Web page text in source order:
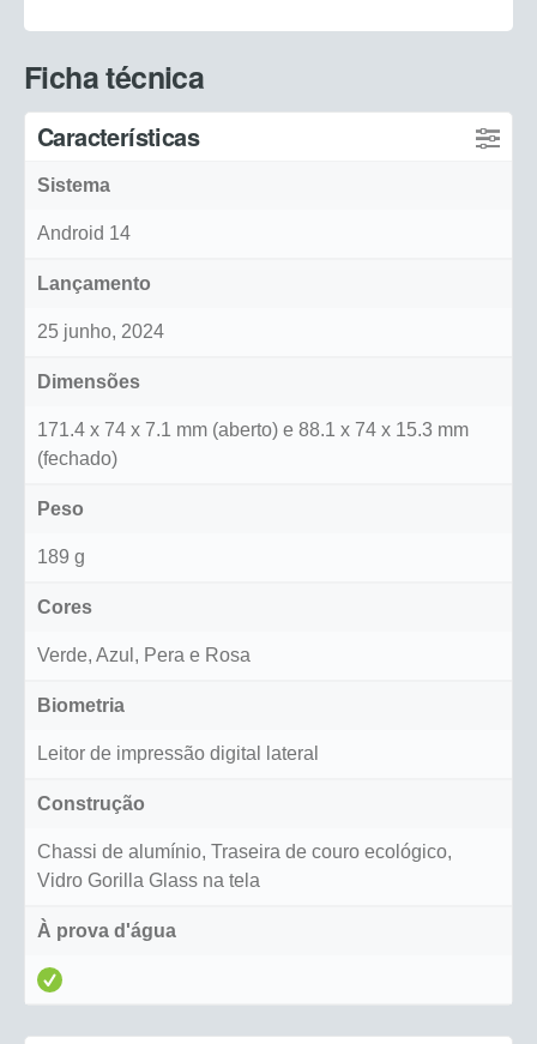
Ficha técnica
Características
Sistema
Android 14
Lançamento
25 junho, 2024
Dimensões
171.4 x 74 x 7.1 mm (aberto) e 88.1 x 74 x 15.3 mm
(fechado)
Peso
189 g
Cores
Verde, Azul, Pera e Rosa
Biometria
Leitor de impressão digital lateral
Construção
Chassi de alumínio, Traseira de couro ecológico,
Vidro Gorilla Glass na tela
À prova d'água